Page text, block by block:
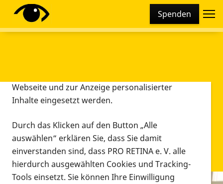
Spenden
Diese Webseite setzt verschiedene Cookies und
Tracking-Tools ein. Dies beinhaltet Cookies und
Webseite und zur Anzeige personalisierter
Inhalte eingesetzt werden.
Durch das Klicken auf den Button „Alle
auswählen“ erklären Sie, dass Sie damit
einverstanden sind, dass PRO RETINA e. V. alle
hierdurch ausgewählten Cookies und Tracking-
Tools einsetzt. Sie können Ihre Einwilligung